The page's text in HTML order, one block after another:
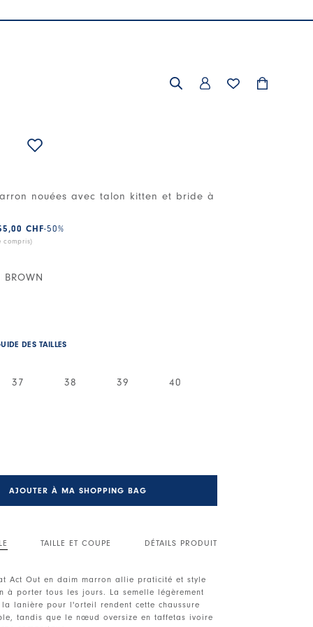
nouées avec talon kitten et bride à
CHF-50%
compris)
BROWN
DES TAILLES
37 38 39 40
AJOUTER À MA SHOPPING BAG
TAILLE ET COUPE DÉTAILS PRODUIT
Act Out en daim marron allie praticité et style
à porter tous les jours. La semelle légèrement
la lanière pour l'orteil rendent cette chaussure
tandis que le nœud oversize en taffetas ivoire